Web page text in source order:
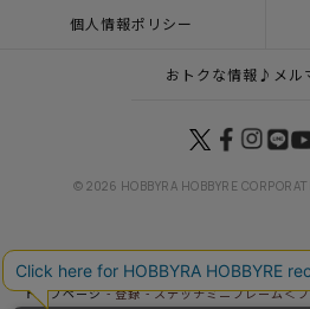
個人情報ポリシー
おトクな情報♪メル
© 2026 HOBBYRA HOBBYRE
トップページ 登録 ステッチミニフレーム＜